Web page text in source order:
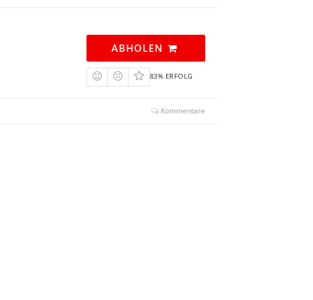
ABHOLEN
83% ERFOLG
Kommentare